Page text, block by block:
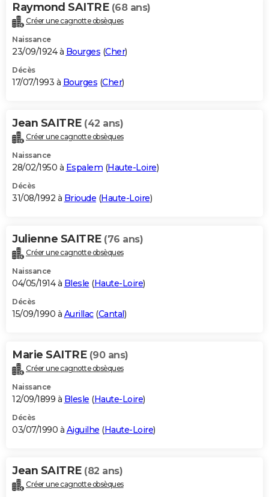
Raymond SAITRE (68 ans)
Créer une cagnotte obsèques
Naissance
23/09/1924 à Bourges (Cher)
Décès
17/07/1993 à Bourges (Cher)
Jean SAITRE (42 ans)
Créer une cagnotte obsèques
Naissance
28/02/1950 à Espalem (Haute-Loire)
Décès
31/08/1992 à Brioude (Haute-Loire)
Julienne SAITRE (76 ans)
Créer une cagnotte obsèques
Naissance
04/05/1914 à Blesle (Haute-Loire)
Décès
15/09/1990 à Aurillac(Cantal)
Marie SAITRE (90 ans)
Créer une cagnotte obsèques
Naissance
12/09/1899 à Blesle (Haute-Loire)
Décès
03/07/1990 à Aiguilhe (Haute-Loire)
Jean SAITRE (82 ans)
Créer une cagnotte obsèques